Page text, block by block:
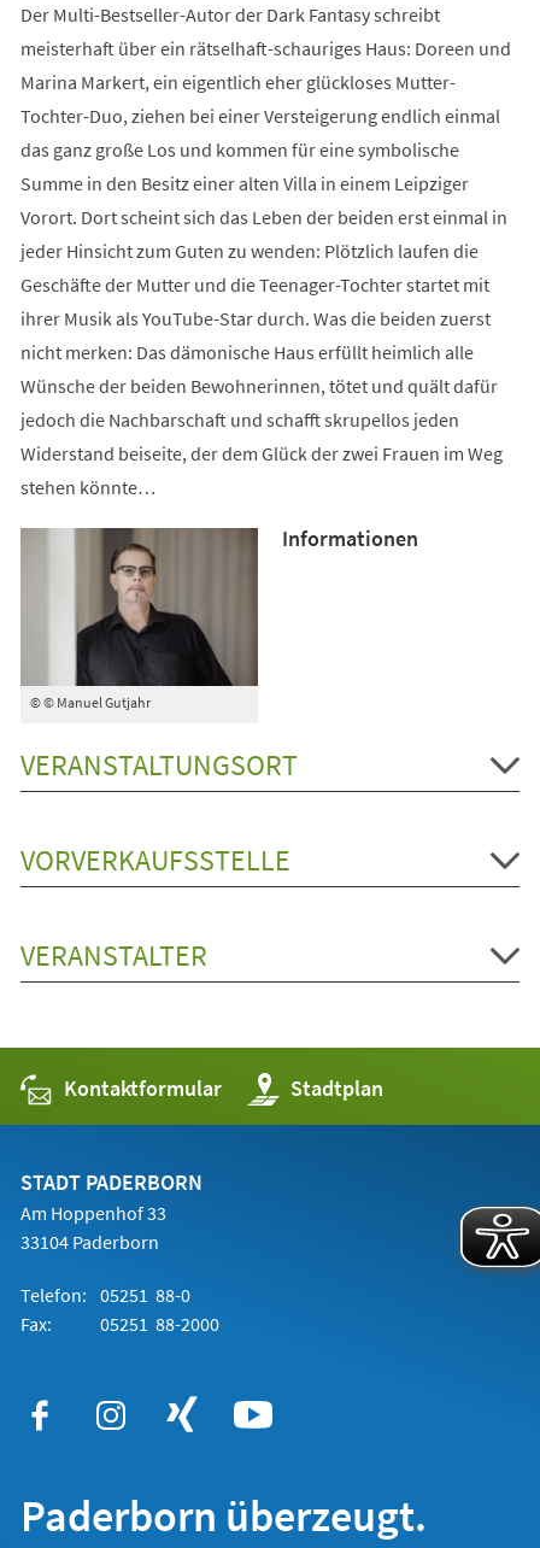
Der Multi-Bestseller-Autor der Dark Fantasy schreibt
meisterhaft über ein rätselhaft-schauriges Haus: Doreen und
Marina Markert, ein eigentlich eher glückloses Mutter-
Tochter-Duo, ziehen bei einer Versteigerung endlich einmal
das ganz große Los und kommen für eine symbolische
Summe in den Besitz einer alten Villa in einem Leipziger
Vorort. Dort scheint sich das Leben der beiden erst einmal in
jeder Hinsicht zum Guten zu wenden: Plötzlich laufen die
Geschäfte der Mutter und die Teenager-Tochter startet mit
ihrer Musik als YouTube-Star durch. Was die beiden zuerst
nicht merken: Das dämonische Haus erfüllt heimlich alle
Wünsche der beiden Bewohnerinnen, tötet und quält dafür
jedoch die Nachbarschaft und schafft skrupellos jeden
Widerstand beiseite, der dem Glück der zwei Frauen im Weg
stehen könnte…
© © Manuel Gutjahr
Informationen
VERANSTALTUNGSORT
VORVERKAUFSSTELLE
VERANSTALTER
Kontaktformular Stadtplan
(Öffnet
in
einem
STADT PADERBORN
Am Hoppenhof 33
33104 Paderborn
Telefon: 05251 88-0
Fax:
05251 88-2000
Paderborn überzeugt.